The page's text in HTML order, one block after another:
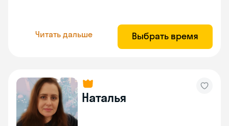
Читать дальше Выбрать время
Наталья